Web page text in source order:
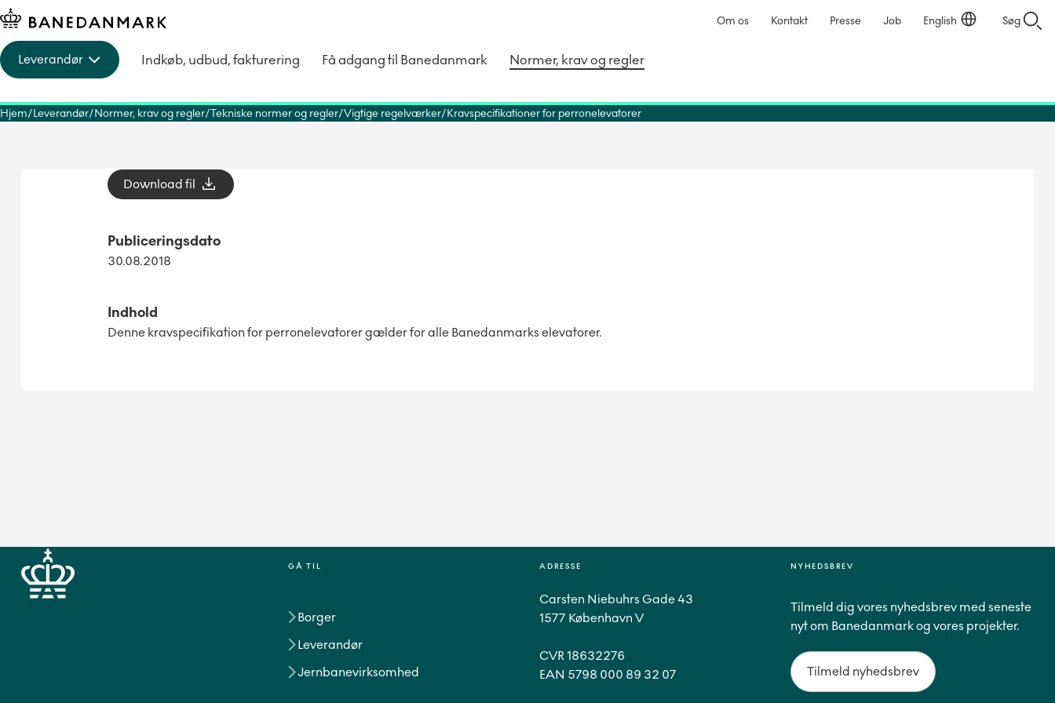
Leverandør Indkøb, udbud, fakturering Få adgang til Banedanmark Normer, krav og regler
Om os Kontakt Presse Job English Søg
Hjem Leverandør Normer, krav og regler Tekniske normer og regler Vigtige regelværker Kravspecifikationer for perronelevatorer
Download fil
Publiceringsdato
30.08.2018
Indhold
Denne kravspecifikation for perronelevatorer gælder for alle Banedanmarks elevatorer.
GÅ TIL
Borger
Leverandør
Jernbanevirksomhed
ADRESSE
Carsten Niebuhrs Gade 43
1577 København V
CVR 18632276
EAN 5798 000 89 32 07
NYHEDSBREV
Tilmeld dig vores nyhedsbrev med seneste
nyt om Banedanmark og vores projekter.
Tilmeld nyhedsbrev